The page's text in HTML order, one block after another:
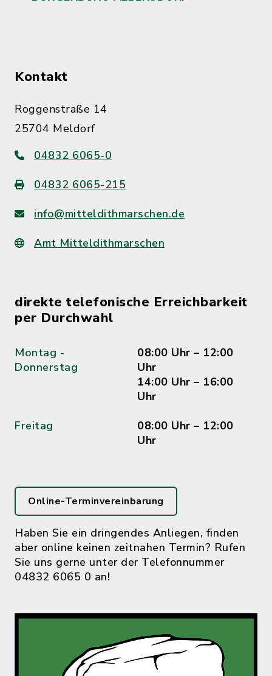
Kontakt
Roggenstraße 14
25704 Meldorf
04832 6065-0
04832 6065-215
info@mitteldithmarschen.de
Amt Mitteldithmarschen
direkte telefonische Erreichbarkeit
per Durchwahl
Montag -
Donnerstag
08:00 Uhr – 12:00
Uhr
14:00 Uhr – 16:00
Uhr
Freitag
08:00 Uhr – 12:00
Uhr
Online-Terminvereinbarung
Haben Sie ein dringendes Anliegen, finden
aber online keinen zeitnahen Termin? Rufen
Sie uns gerne unter der Telefonnummer
04832 6065 0 an!